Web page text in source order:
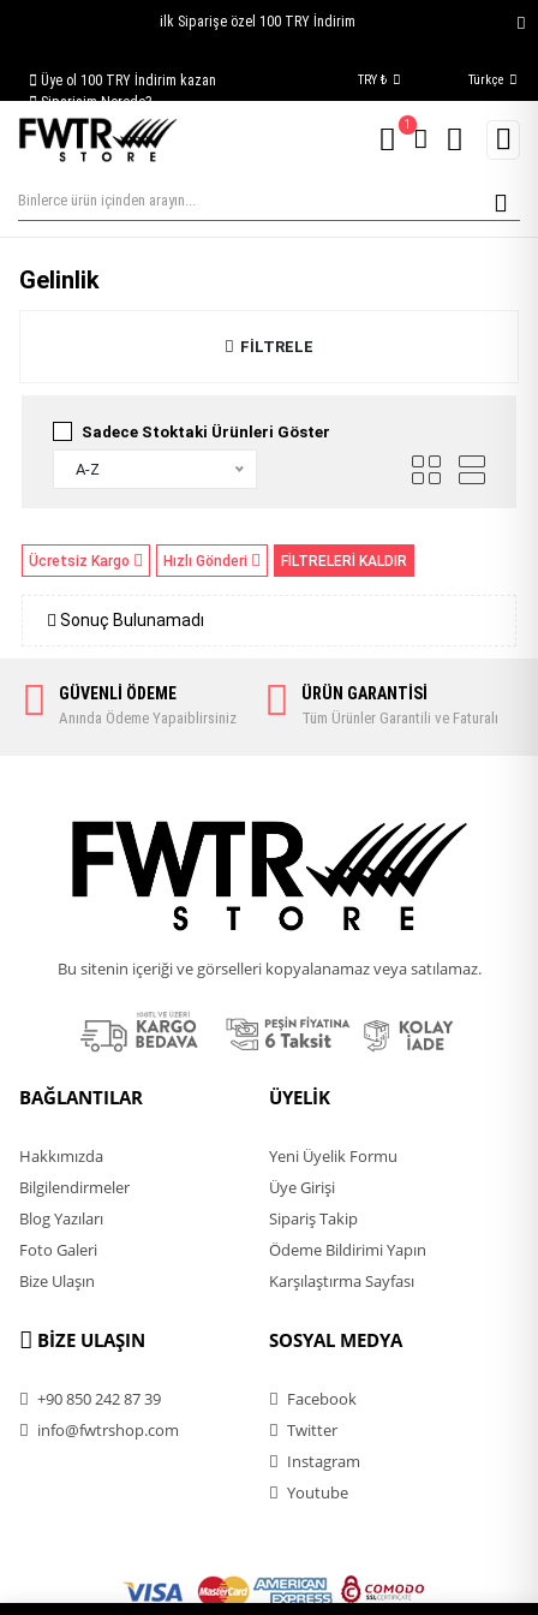
ilk Siparişe özel 100 TRY İndirim
Üye ol 100 TRY İndirim kazan
Siparişim Nerede?
TRY ₺ Türkçe
1
Gelinlik
FİLTRELE
Sadece Stoktaki Ürünleri Göster
A-Z
Ücretsiz Kargo Hızlı Gönderi FİLTRELERİ KALDIR
Sonuç Bulunamadı
GÜVENLİ ÖDEME
Anında Ödeme Yapaiblirsiniz
ÜRÜN GARANTİSİ
Tüm Ürünler Garantili ve Faturalı
Bu sitenin içeriği ve görselleri kopyalanamaz veya satılamaz.
BAĞLANTILAR
Hakkımızda
Bilgilendirmeler
Blog Yazıları
Foto Galeri
Bize Ulaşın
ÜYELİK
Yeni Üyelik Formu
Üye Girişi
Sipariş Takip
Ödeme Bildirimi Yapın
Karşılaştırma Sayfası
BİZE ULAŞIN
+90 850 242 87 39
info@fwtrshop.com
SOSYAL MEDYA
Facebook
Twitter
Instagram
Youtube